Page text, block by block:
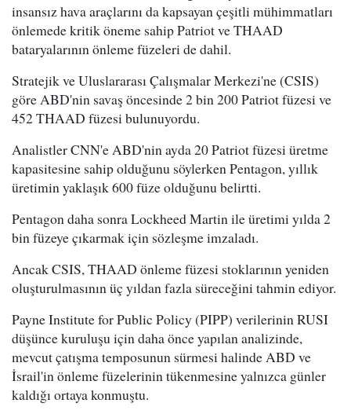
insansız hava araçlarını da kapsayan çeşitli mühimmatları
önlemede kritik öneme sahip Patriot ve THAAD
bataryalarının önleme füzeleri de dahil.
Stratejik ve Uluslararası Çalışmalar Merkezi'ne (CSIS)
göre ABD'nin savaş öncesinde 2 bin 200 Patriot füzesi ve
452 THAAD füzesi bulunuyordu.
Analistler CNN'e ABD'nin ayda 20 Patriot füzesi üretme
kapasitesine sahip olduğunu söylerken Pentagon, yıllık
üretimin yaklaşık 600 füze olduğunu belirtti.
Pentagon daha sonra Lockheed Martin ile üretimi yılda 2
bin füzeye çıkarmak için sözleşme imzaladı.
Ancak CSIS, THAAD önleme füzesi stoklarının yeniden
oluşturulmasının üç yıldan fazla süreceğini tahmin ediyor.
Payne Institute for Public Policy (PIPP) verilerinin RUSI
düşünce kuruluşu için daha önce yapılan analizinde,
mevcut çatışma temposunun sürmesi halinde ABD ve
İsrail'in önleme füzelerinin tükenmesine yalnızca günler
kaldığı ortaya konmuştu.